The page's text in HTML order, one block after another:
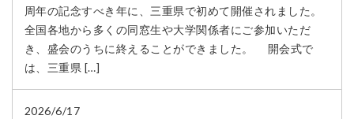
周年の記念すべき年に、三重県で初めて開催されました。
全国各地から多くの同窓生や大学関係者にご参加いただ
き、盛会のうちに終えることができました。 開会式で
は、三重県 […]
2026/6/17